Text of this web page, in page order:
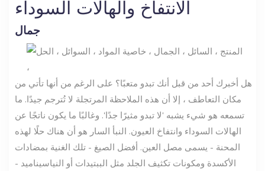
الانتفاخ والهالات السوداء
جمال
هل أخبرك أحد من قبل أنك تبدو متعبًا؟ على الرغم من أنها تأتي من
مكان التعاطف ، إلا أن هذه الملاحظة المرتجلة لا تُترجم جيدًا. ما
تسمعه هو شيء يشبه 'لا تبدو مثيرًا جدًا'. وغالبًا ما يكون ناتجًا عن
الهالات السوداء وانتفاخ العيون. النبأ السار هو أن هناك حلًا لهذه
المحنة - يسمى مصل العين. أفضل الصيغ - تلك الغنية بمضادات
الأكسدة ومكونات تكثيف الجلد مثل الببتيدات أو النياسيناميد -